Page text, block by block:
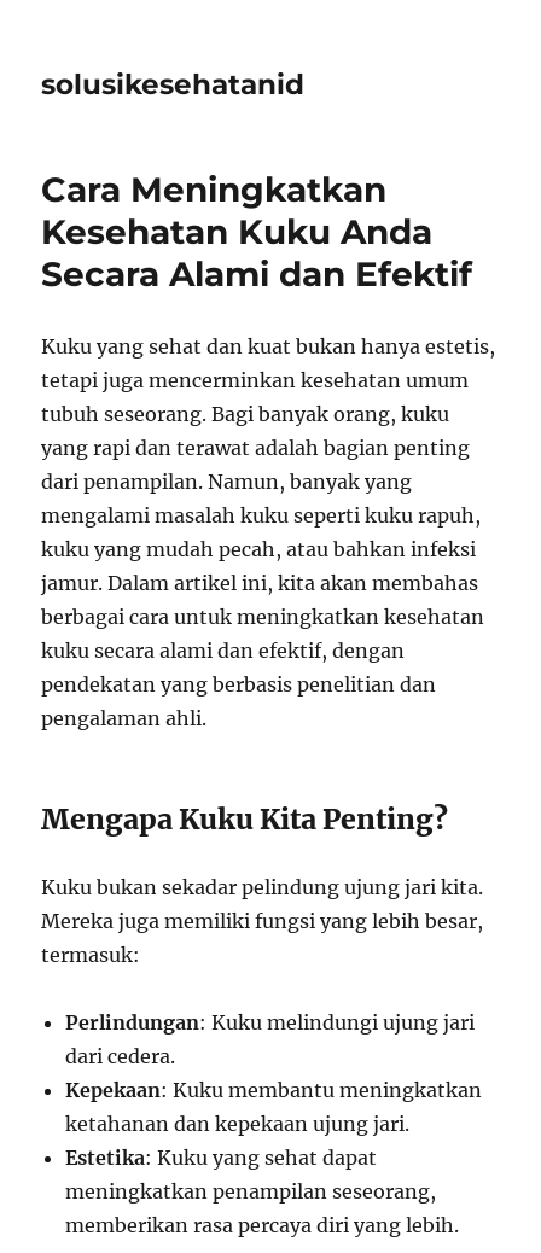
solusikesehatanid
Cara Meningkatkan
Kesehatan Kuku Anda
Secara Alami dan Efektif
Kuku yang sehat dan kuat bukan hanya estetis,
tetapi juga mencerminkan kesehatan umum
tubuh seseorang. Bagi banyak orang, kuku
yang rapi dan terawat adalah bagian penting
dari penampilan. Namun, banyak yang
mengalami masalah kuku seperti kuku rapuh,
kuku yang mudah pecah, atau bahkan infeksi
jamur. Dalam artikel ini, kita akan membahas
berbagai cara untuk meningkatkan kesehatan
kuku secara alami dan efektif, dengan
pendekatan yang berbasis penelitian dan
pengalaman ahli.
Mengapa Kuku Kita Penting?
Kuku bukan sekadar pelindung ujung jari kita.
Mereka juga memiliki fungsi yang lebih besar,
termasuk:
Perlindungan: Kuku melindungi ujung jari
dari cedera.
Kepekaan: Kuku membantu meningkatkan
ketahanan dan kepekaan ujung jari.
Estetika: Kuku yang sehat dapat
meningkatkan penampilan seseorang,
memberikan rasa percaya diri yang lebih.